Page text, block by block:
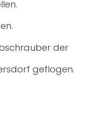
der
geflogen.